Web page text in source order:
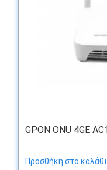
GPON ONU 4GE
Προσθήκη στο καλάθι